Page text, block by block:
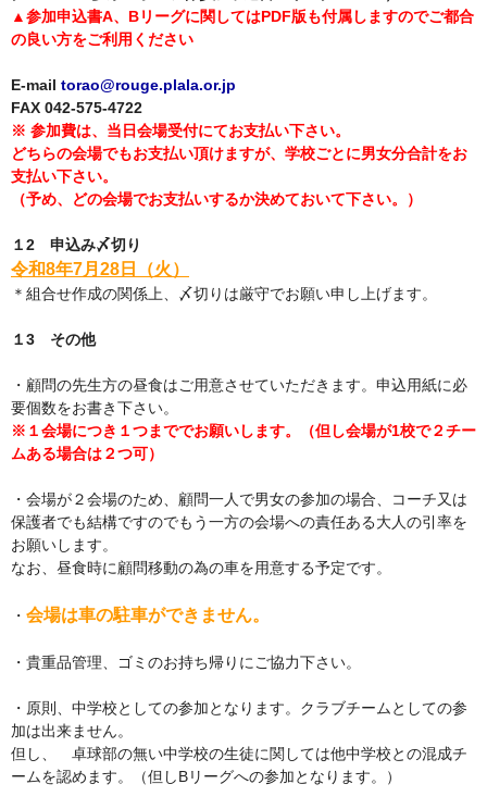
▲参加申込書A、Bリーグに関してはPDF版も付属しますのでご都合
の良い方をご利用ください
E-mail torao@rouge.plala.or.jp
FAX 042-575-4722
※ 参加費は、当日会場受付にてお支払い下さい。
どちらの会場でもお支払い頂けますが、学校ごとに男女分合計をお
支払い下さい。
（予め、どの会場でお支払いするか決めておいて下さい。）
１2 申込み〆切り
令和8年7月28日（火）
＊組合せ作成の関係上、〆切りは厳守でお願い申し上げます。
１3 その他
・顧問の先生方の昼食はご用意させていただきます。申込用紙に必
要個数をお書き下さい。
※１会場につき１つまででお願いします。（但し会場が1校で２チー
ムある場合は２つ可）
・会場が２会場のため、顧問一人で男女の参加の場合、コーチ又は
保護者でも結構ですのでもう一方の会場への責任ある大人の引率を
お願いします。
なお、昼食時に顧問移動の為の車を用意する予定です。
・ 会場は車の駐車ができません。
・貴重品管理、ゴミのお持ち帰りにご協力下さい。
・原則、中学校としての参加となります。クラブチームとしての参
加は出来ません。
但し、 卓球部の無い中学校の生徒に関しては他中学校との混成チ
ームを認めます。（但しBリーグへの参加となります。）